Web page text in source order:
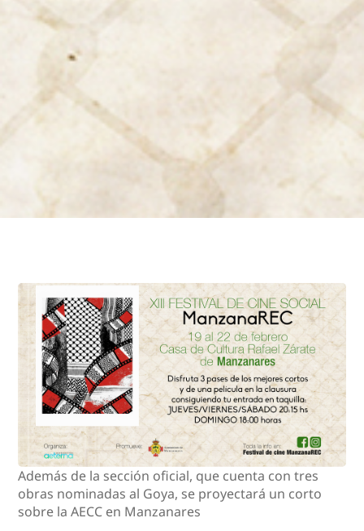
Además de la sección oficial, que cuenta con tres
obras nominadas al Goya, se proyectará un corto
sobre la AECC en Manzanares